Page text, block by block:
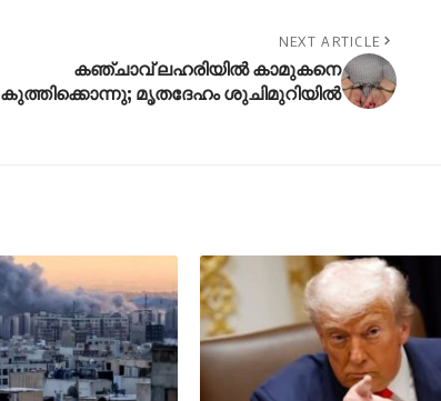
NEXT ARTICLE
കഞ്ചാവ് ലഹരിയിൽ കാമുകനെ
കുത്തിക്കൊന്നു; മൃതദേഹം ശുചിമുറിയിൽ